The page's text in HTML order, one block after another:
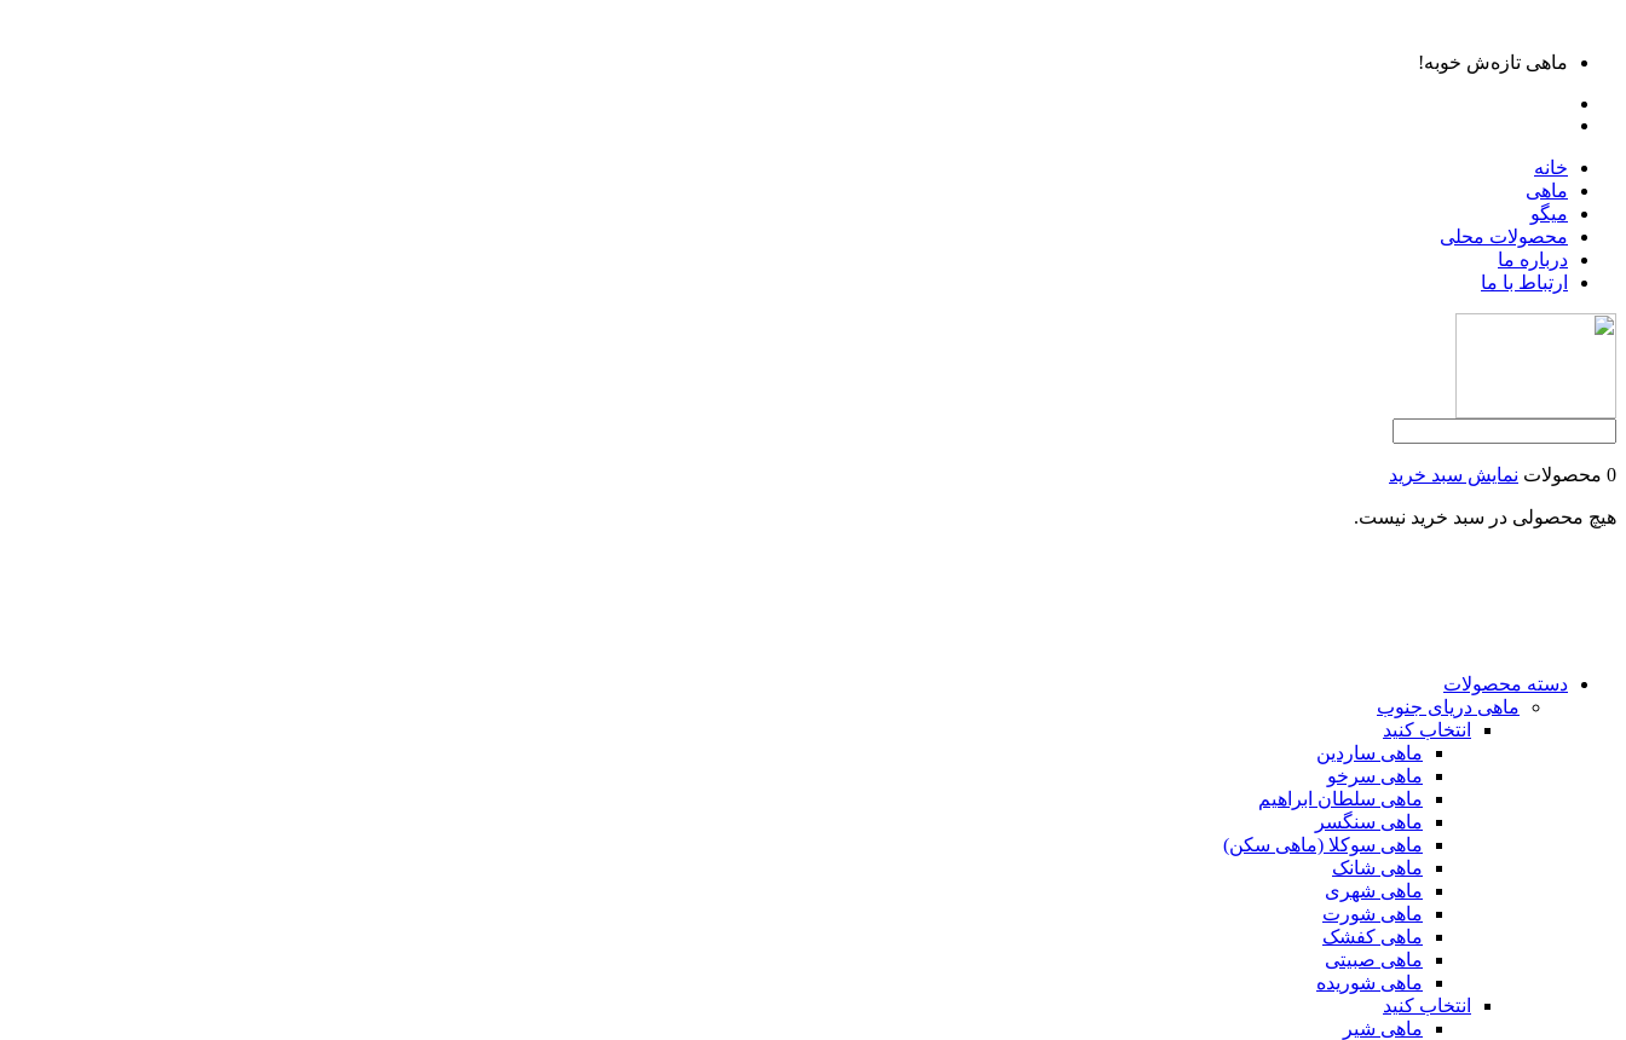
ماهی تازه‌ش خوبه!
خانه
ماهی
میگو
محصولات محلی
درباره ما
ارتباط با ما
0 محصولات نمایش سبد خرید
هیچ محصولی در سبد خرید نیست.
دسته محصولات
ماهی دریای جنوب
انتخاب کنید
ماهی ساردین
ماهی سرخو
ماهی سلطان ابراهیم
ماهی سنگسر
ماهی سوکلا (ماهی سکن)
ماهی شانک
ماهی شهری
ماهی شورت
ماهی کفشک
ماهی صبیتی
ماهی شوریده
انتخاب کنید
ماهی شیر